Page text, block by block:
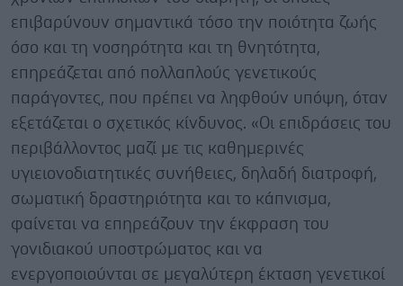
επιβαρύνουν σημαντικά τόσο την ποιότητα ζωής
όσο και τη νοσηρότητα και τη θνητότητα,
επηρεάζεται από πολλαπλούς γενετικούς
παράγοντες, που πρέπει να ληφθούν υπόψη, όταν
εξετάζεται ο σχετικός κίνδυνος. «Οι επιδράσεις του
περιβάλλοντος μαζί με τις καθημερινές
υγιειονοδιατητικές συνήθειες, δηλαδή διατροφή,
σωματική δραστηριότητα και το κάπνισμα,
φαίνεται να επηρεάζουν την έκφραση του
γονιδιακού υποστρώματος και να
ενεργοποιούνται σε μεγαλύτερη έκταση γενετικοί